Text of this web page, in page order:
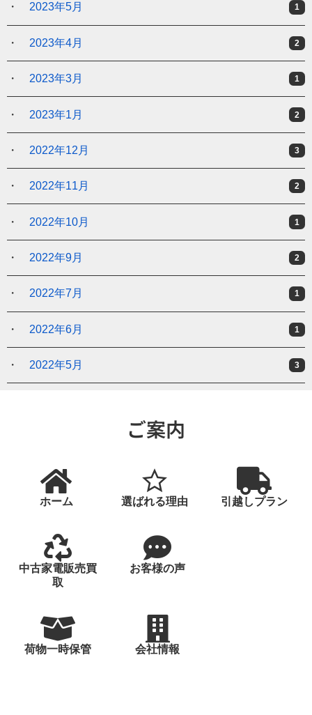
2023年5月 1
2023年4月 2
2023年3月 1
2023年1月 2
2022年12月 3
2022年11月 2
2022年10月 1
2022年9月 2
2022年7月 1
2022年6月 1
2022年5月 3
ご案内
ホーム 選ばれる理由 引越しプラン
中古家電販売買
取
お客様の声
荷物一時保管 会社情報